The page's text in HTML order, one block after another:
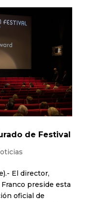
de Festival
El director,
preside esta
oficial de